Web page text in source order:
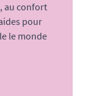
au confort
pour
le monde